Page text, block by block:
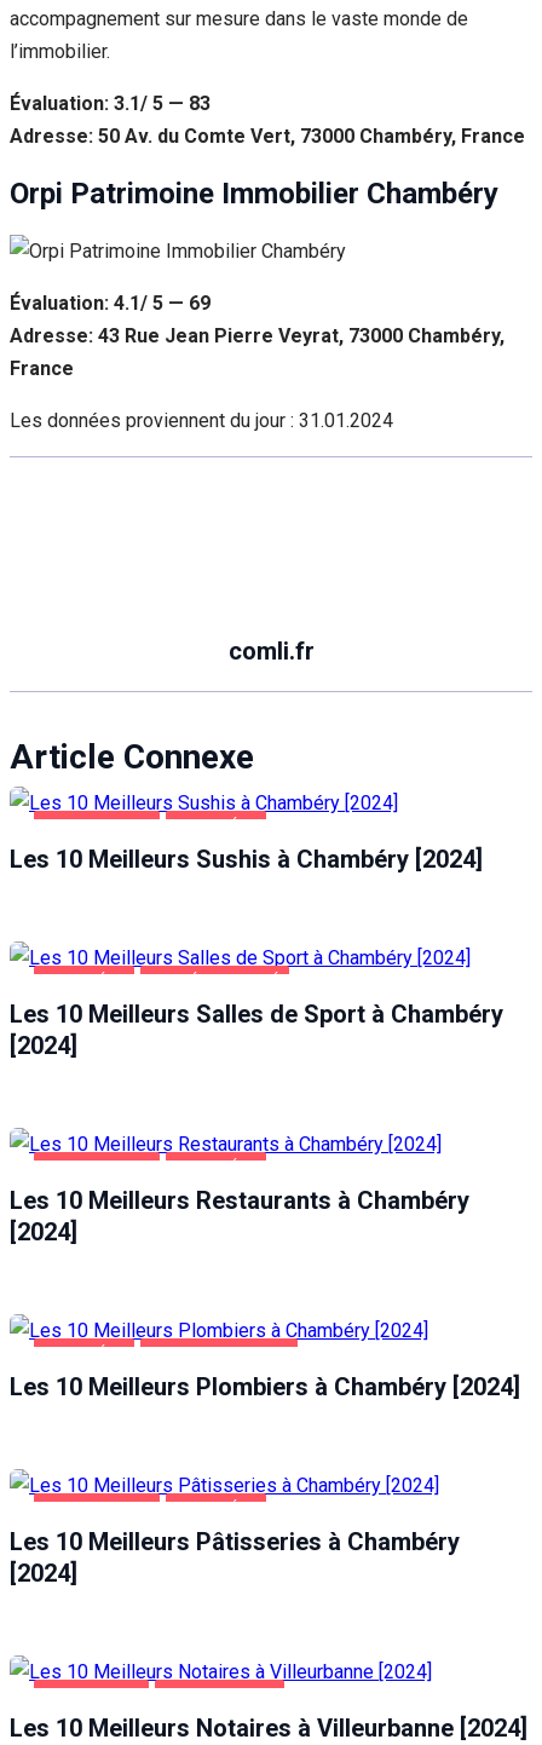
accompagnement sur mesure dans le vaste monde de
l’immobilier.
Évaluation: 3.1/ 5 — 83
Adresse: 50 Av. du Comte Vert, 73000 Chambéry, France
Orpi Patrimoine Immobilier Chambéry
Évaluation: 4.1/ 5 — 69
Adresse: 43 Rue Jean Pierre Veyrat, 73000 Chambéry,
France
Les données proviennent du jour : 31.01.2024
comli.fr
Article Connexe
Les 10 Meilleurs Sushis à Chambéry [2024]
Les 10 Meilleurs Salles de Sport à Chambéry
[2024]
Les 10 Meilleurs Restaurants à Chambéry
[2024]
Les 10 Meilleurs Plombiers à Chambéry [2024]
Les 10 Meilleurs Pâtisseries à Chambéry
[2024]
Les 10 Meilleurs Notaires à Villeurbanne [2024]